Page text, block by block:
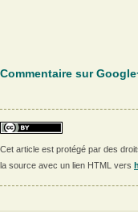
Commentaire sur
Cet article est protégé par des
la source avec un lien HTML vers